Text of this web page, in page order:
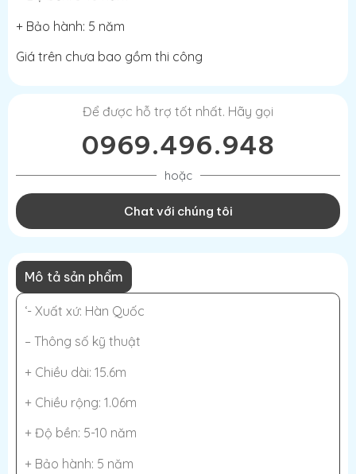
+ Bảo hành: 5 năm
Giá trên chưa bao gồm thi công
Để được hỗ trợ tốt nhất. Hãy gọi
0969.496.948
hoặc
Chat với chúng tôi
Mô tả sản phẩm
‘- Xuất xứ: Hàn Quốc
– Thông số kỹ thuật
+ Chiều dài: 15.6m
+ Chiều rộng: 1.06m
+ Độ bền: 5-10 năm
+ Bảo hành: 5 năm